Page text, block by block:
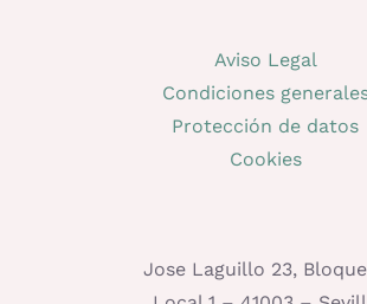
Aviso Legal
Condiciones
Protección de datos
Cookies
Jose Laguillo 23,